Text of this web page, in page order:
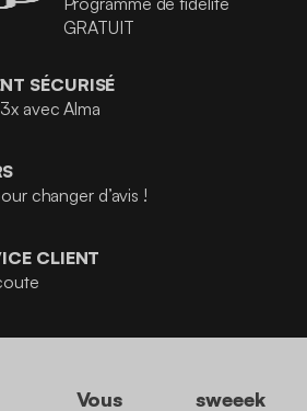
GRATUIT
SÉCURISÉ
avec Alma
changer d’avis !
CLIENT
Vous
sweeek